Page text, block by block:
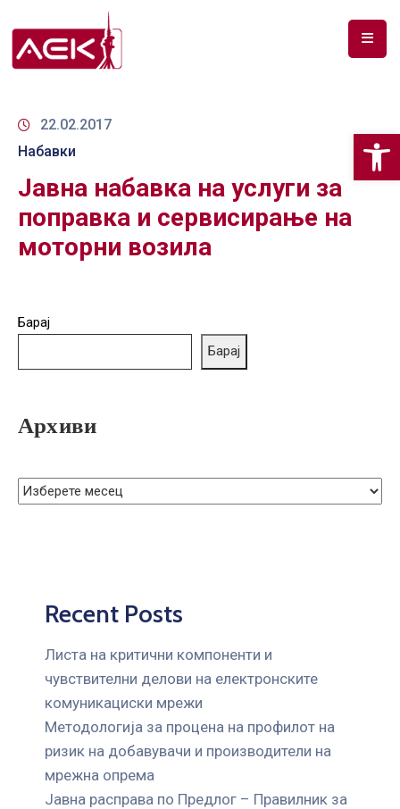
ЗА
ДОКУМЕНТИ
СПЕКТАР
АНАЛИЗА
ЗА
ЈАВНИ
22.02.2017
Набавки
Јавна набавка на услуги за
поправка и сервисирање на
моторни возила
Барај
Барај
Архиви
Recent Posts
Листа на критични компоненти и
чувствителни делови на електронските
комуникациски мрежи
Mетодологија за процена на профилот на
ризик на добавувачи и производители на
мрежна опрема
Јавна расправа по Предлог – Правилник за